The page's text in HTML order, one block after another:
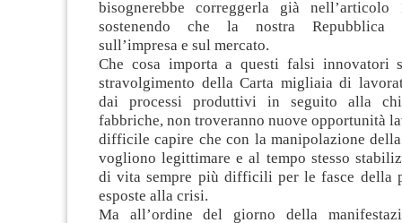
bisognerebbe correggerla già
sostenendo che la nostra Repubblica
sull’impresa e sul mercato.
Che cosa importa a questi falsi innovatori
stravolgimento della Carta migliaia di
dai processi produttivi in seguito alla
fabbriche, non troveranno nuove opportunità
difficile capire che con la manipolazione
vogliono legittimare e al tempo stesso
di vita sempre più difficili per le fasce della
esposte alla crisi.
Ma all’ordine del giorno della